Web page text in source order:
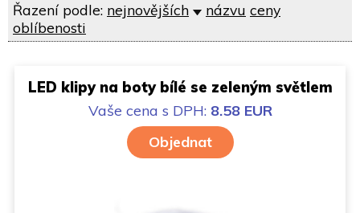
Řazení podle: nejnovějších názvu ceny
oblíbenosti
LED klipy na boty bílé se zeleným světlem
Vaše cena s DPH: 8.58 EUR
Objednat